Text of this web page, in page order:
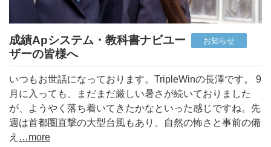
成績Apシステム・教科書ナビユー
ザーの皆様へ
お知らせ
いつもお世話になっております。TripleWinの長澤です。 9
月に入っても、まだまだ厳しい暑さが続いておりました
が、ようやく落ち着いてきたかなといった感じですね。先
週は首都圏直撃の大型台風もあり、自然の怖さと事前の備
え …more